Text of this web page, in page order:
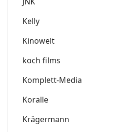
Kelly
Kinowelt
koch films
Komplett-Media
Koralle
Krägermann